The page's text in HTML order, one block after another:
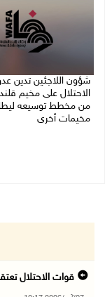
شؤون اللاجئين تدين
الاحتلال على مخيم
من مخطط توسيعه
مخيمات أخرى
قوات الاحتلال